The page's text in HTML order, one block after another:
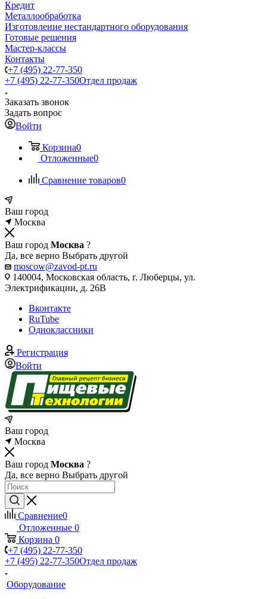
Кредит
Металлообработка
Изготовление нестандартного оборудования
Готовые решения
Мастер-классы
Контакты
+7 (495) 22-77-350
+7 (495) 22-77-350Отдел продаж
Заказать звонок
Задать вопрос
Войти
Корзина0
Отложенные0
Сравнение товаров0
Ваш город
Москва
Ваш город Москва ?
Да, все верно Выбрать другой
moscow@zavod-pt.ru
140004, Московская область, г. Люберцы, ул.
Электрификации, д. 26В
Вконтакте
RuTube
Одноклассники
Регистрация
Войти
Ваш город
Москва
Ваш город Москва ?
Да, все верно Выбрать другой
Сравнение0
Отложенные 0
Корзина 0
+7 (495) 22-77-350
+7 (495) 22-77-350Отдел продаж
Оборудование